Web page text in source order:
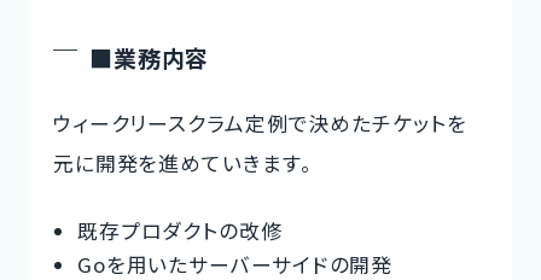
■業務内容
ウィークリースクラム定例で決めたチケットを
元に開発を進めていきます。
既存プロダクトの改修
Goを用いたサーバーサイドの開発